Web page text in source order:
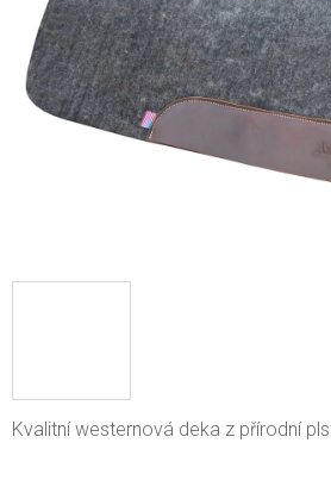
Kvalitní westernová deka z přírodní